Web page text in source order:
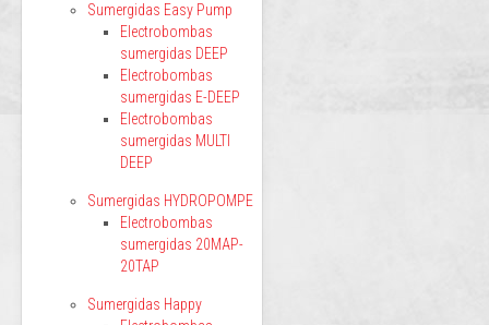
Sumergidas Easy Pump
Electrobombas
sumergidas DEEP
Electrobombas
sumergidas E-DEEP
Electrobombas
sumergidas MULTI
DEEP
Sumergidas HYDROPOMPE
Electrobombas
sumergidas 20MAP-
20TAP
Sumergidas Happy